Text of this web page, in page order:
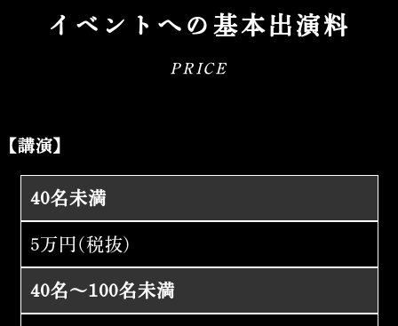
イベントへの基本出演料
PRICE
【講演】
40名未満
5万円(税抜)
40名～100名未満